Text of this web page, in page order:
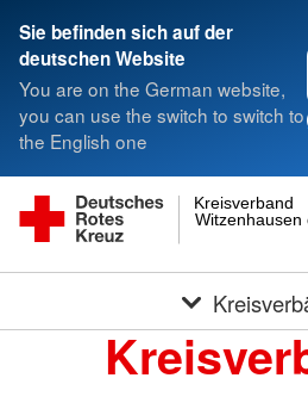
Sie befinden sich auf der
deutschen Website
You are on the German website,
you can use the switch to switch to
the English one
Witzenhausen
Kreisverband